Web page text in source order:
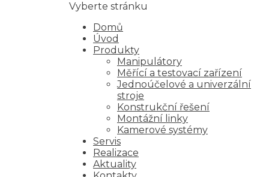
Vyberte stránku
Domů
Úvod
Produkty
Manipulátory
Měřící a testovací zařízení
Jednoúčelové a univerzální
stroje
Konstrukční řešení
Montážní linky
Kamerové systémy
Servis
Realizace
Aktuality